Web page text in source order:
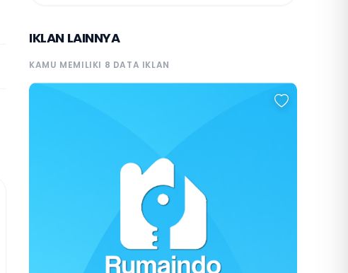
IKLAN LAINNYA
KAMU MEMILIKI 8 DATA IKLAN